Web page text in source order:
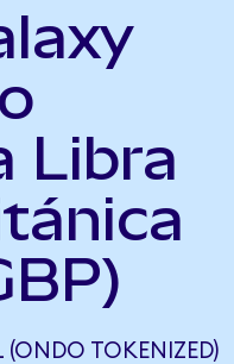
Libra
TOKENIZED)